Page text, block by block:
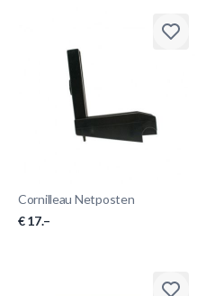
Cornilleau Netposten
€ 17.–